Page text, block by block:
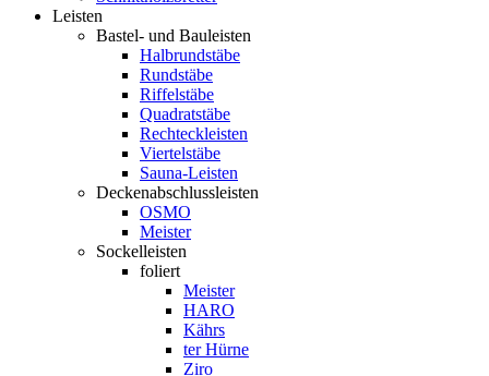
Leisten
Bastel- und Bauleisten
Halbrundstäbe
Rundstäbe
Riffelstäbe
Quadratstäbe
Rechteckleisten
Viertelstäbe
Sauna-Leisten
Deckenabschlussleisten
OSMO
Meister
Sockelleisten
foliert
Meister
HARO
Kährs
ter Hürne
Ziro